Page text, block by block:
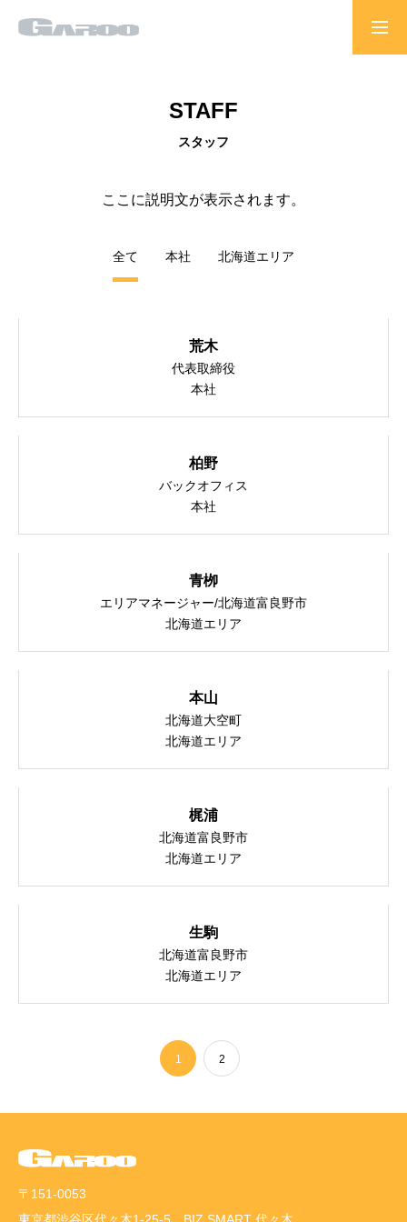
STAFF
スタッフ
ここに説明文が表示されます。
全て 本社 北海道エリア
荒木
代表取締役
本社
柏野
バックオフィス
本社
青栁
エリアマネージャー/北海道富良野市
北海道エリア
本山
北海道大空町
北海道エリア
梶浦
北海道富良野市
北海道エリア
生駒
北海道富良野市
北海道エリア
1 2
〒151-0053
東京都渋谷区代々木1-25-5 BIZ SMART 代々木